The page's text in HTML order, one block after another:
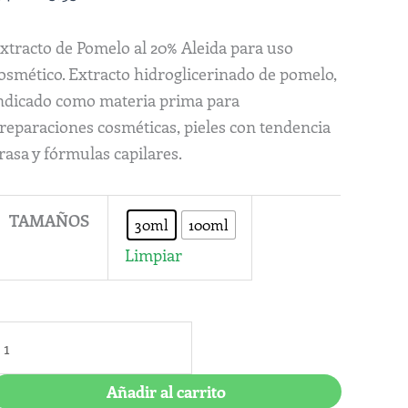
de Pomelo al 20% Aleida para uso
Extracto hidroglicerinado de pomelo,
como materia prima para
cosméticas, pieles con tendencia
y fórmulas capilares.
TAMAÑOS 30ml 100ml
Limpiar
Aleida
Añadir al carrito